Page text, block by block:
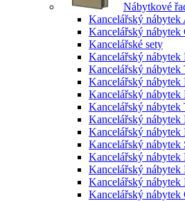
Nábytkové
Kancelářský nábytek
Kancelářský
Kancelářské sety
Kancelářský
Kancelářský
Kancelářský
Kancelářský
Kancelářský nábytek
Kancelářský
Kancelářský
Kancelářský
Kancelářský
Kancelářský
Kancelářský
Kancelářský